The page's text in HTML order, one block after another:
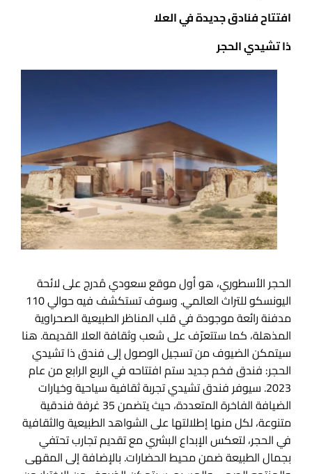
افتتاح فنادق جديدة في العلا
ذا تشيدي الحجر
الحجر الأسطوري، هو أول موقع سعودي مُدرج على لائحة
اليونسكو للتراث العالمي. وسوف تستكشف فيه حوالي 110
مدفنة رائعة موجودة في قلب المناظر الطبيعية الصحراوية
المذهلة، كما ستتعرّف على شعب وثقافة العلا القديمة. هنا
سيتمكن الضيوف من تسجيل الوصول إلى فندق ذا تشيدي
الحجر: فندق فخم جديد ستم افتتاحه في الربع الرابع من عام
2023. سيوفر فندق تشيدي تجربة ثقافية سياحية وخيارات
الضيافة الفاخرة المتعددة، حيث يتضمن 35 غرفة فندقية
متنوعة، لكل منها إطلالتها على الشواهد الطبيعية والثقافية
في الحجر، لتعكس الإبداع البشري مع تقديم تجارب تحتفي
بجمال الطبيعة ضمن محيط الحضارات. بالإضافة إلى المقهى